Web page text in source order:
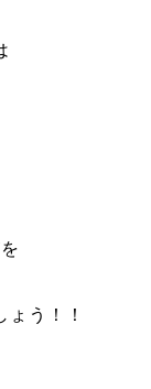
う！！